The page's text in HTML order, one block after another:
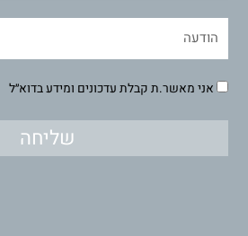
אני מאשר.ת קבלת עדכונים ומידע בדוא״ל
שליחה